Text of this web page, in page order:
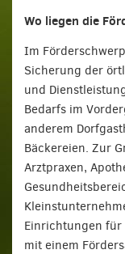
Wo liegen die
Im
Sicherung der
und
Bedarfs im
anderem
Bäckereien. Zur
Arztpraxen,
Einrichtungen für
mit einem